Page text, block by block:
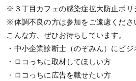
※３丁目カフェの感染症拡大防止ポリ
※体調不良の方は参加をご遠慮くださ
こんな方、ぜひお待ちしています。
・中小企業診断士（のぞみん）にビ
・ロコっちに取材してほしい方
・ロコっちに広告を載せたい方